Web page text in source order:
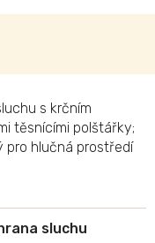
s krčním
těsnícími polštářky;
pro hlučná prostředí
sluchu